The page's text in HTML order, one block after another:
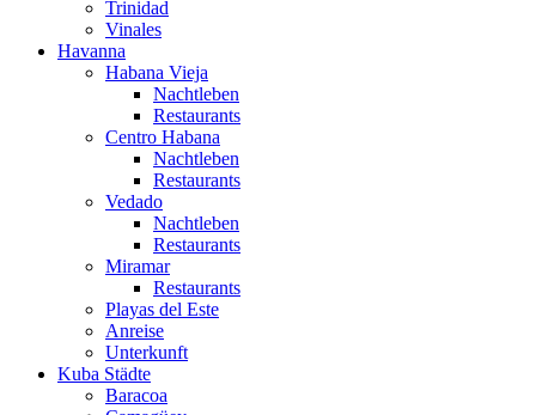
Trinidad
Vinales
Havanna
Habana Vieja
Nachtleben
Restaurants
Centro Habana
Nachtleben
Restaurants
Vedado
Nachtleben
Restaurants
Miramar
Restaurants
Playas del Este
Anreise
Unterkunft
Kuba Städte
Baracoa